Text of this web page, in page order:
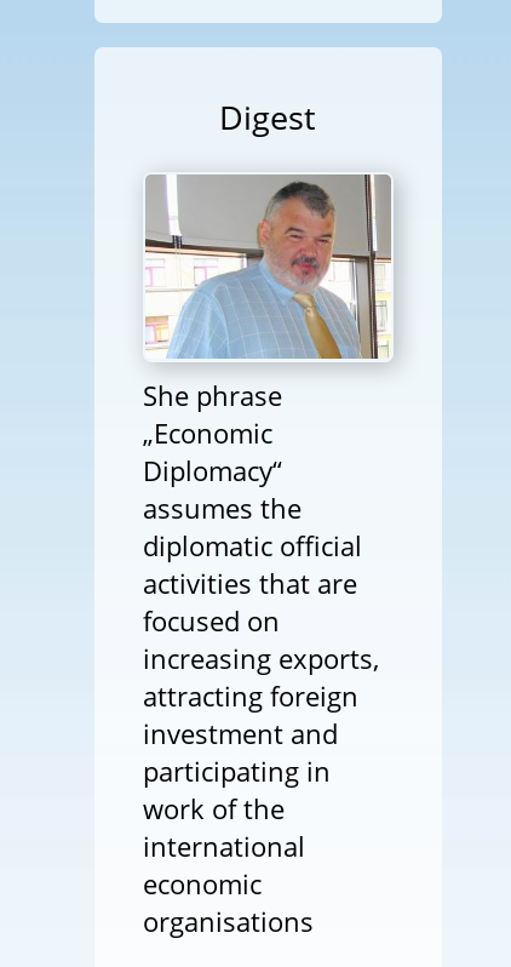
Digest
She phrase
„Economic
Diplomacy“
assumes the
diplomatic official
activities that are
focused on
increasing exports,
attracting foreign
investment and
participating in
work of the
international
economic
organisations